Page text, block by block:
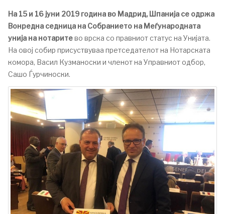
На 15 и 16 јуни 2019 година во Мадрид, Шпанија се одржа
Вонредна седница на Собранието на Меѓународната
унија на нотаритево врска со правниот статус на Унијата.
На овој собир присуствуваа претседателот на Нотарската
комора, Васил Кузманоски и членот на Управниот одбор,
Сашо Ѓурчиноски.